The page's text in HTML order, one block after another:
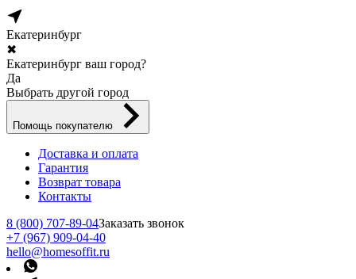
Екатеринбург
✖
Екатеринбург ваш город?
Да
Выбрать другой город
Помощь покупателю
Доставка и оплата
Гарантия
Возврат товара
Контакты
8 (800) 707-89-04Заказать звонок
+7 (967) 909-04-40
hello@homesoffit.ru